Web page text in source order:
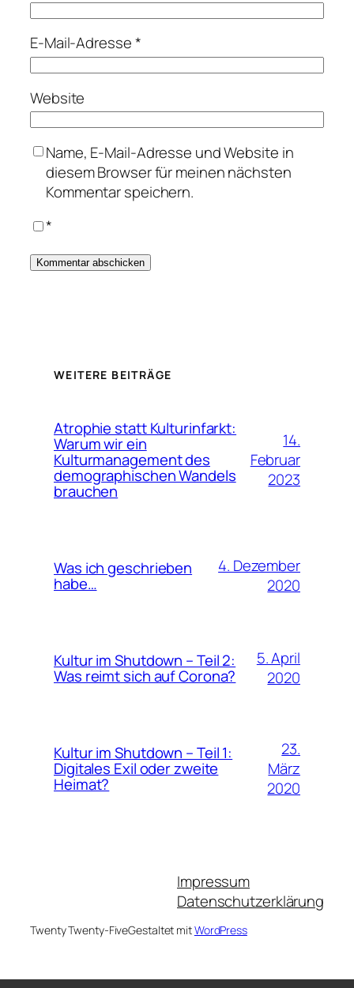
E-Mail-Adresse*
Website
Name, E-Mail-Adresse und Website in
diesem Browser für meinen nächsten
Kommentar speichern.
*
WEITERE BEITRÄGE
Atrophie statt Kulturinfarkt:
Warum wir ein
Kulturmanagement des
demographischen Wandels
brauchen
14.
Februar
2023
Was ich geschrieben
habe…
4. Dezember
2020
Kultur im Shutdown – Teil 2:
Was reimt sich auf Corona?
5. April
2020
Kultur im Shutdown – Teil 1:
Digitales Exil oder zweite
Heimat?
23.
März
2020
Impressum
Datenschutzerklärung
Twenty Twenty-FiveGestaltet mitWordPress